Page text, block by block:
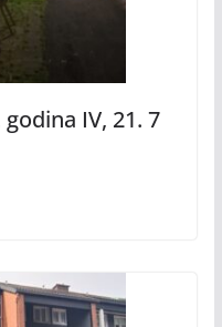
IV, 21. 7